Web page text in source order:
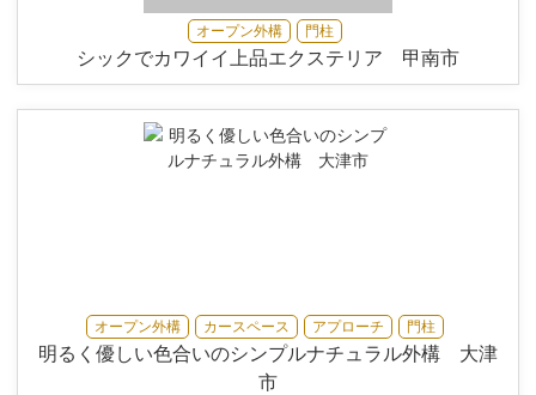
オープン外構 門柱
シックでカワイイ上品エクステリア 甲南市
オープン外構 カースペース アプローチ 門柱
明るく優しい色合いのシンプルナチュラル外構 大津
市